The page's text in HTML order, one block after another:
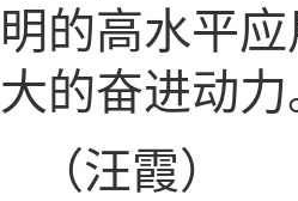
明的高水平
大的奋进动力
（汪霞）